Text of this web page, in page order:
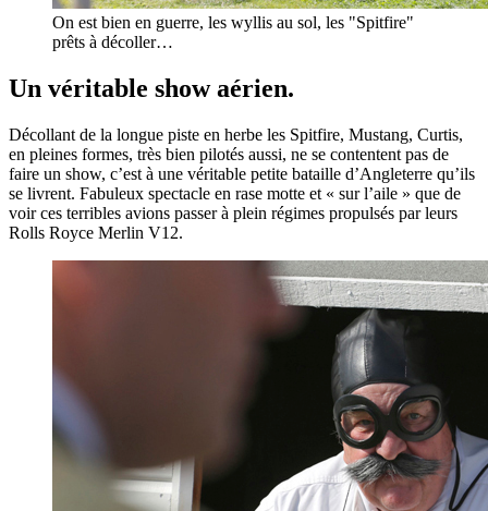
On est bien en guerre, les wyllis au sol, les "Spitfire"
prêts à décoller…
Un véritable show aérien.
Décollant de la longue piste en herbe les Spitfire, Mustang, Curtis,
en pleines formes, très bien pilotés aussi, ne se contentent pas de
faire un show, c’est à une véritable petite bataille d’Angleterre qu’ils
se livrent. Fabuleux spectacle en rase motte et « sur l’aile » que de
voir ces terribles avions passer à plein régimes propulsés par leurs
Rolls Royce Merlin V12.